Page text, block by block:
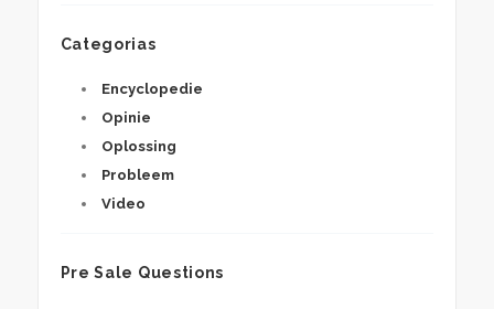
Categorias
Encyclopedie
Opinie
Oplossing
Probleem
Video
Pre Sale Questions